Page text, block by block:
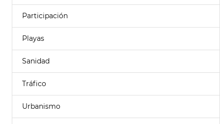
Participación
Playas
Sanidad
Tráfico
Urbanismo